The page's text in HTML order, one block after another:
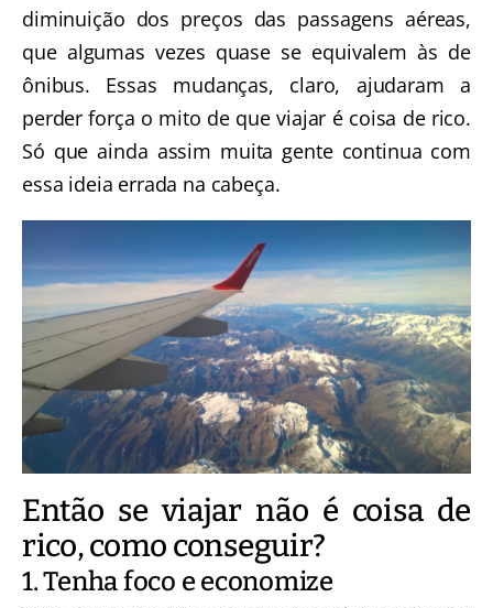
diminuição dos preços das passagens aéreas,
que algumas vezes quase se equivalem às de
ônibus. Essas mudanças, claro, ajudaram a
perder força o mito de que viajar é coisa de rico.
Só que ainda assim muita gente continua com
essa ideia errada na cabeça.
Então se viajar não é coisa de
rico, como conseguir?
1. Tenha foco e economize